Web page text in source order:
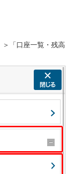
＞「口座一覧・残高